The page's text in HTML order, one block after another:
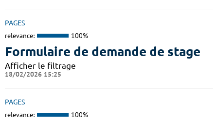
PAGES
relevance: 100%
Formulaire de demande de stage
Afficher le filtrage
18/02/2026 15:25
PAGES
relevance: 100%